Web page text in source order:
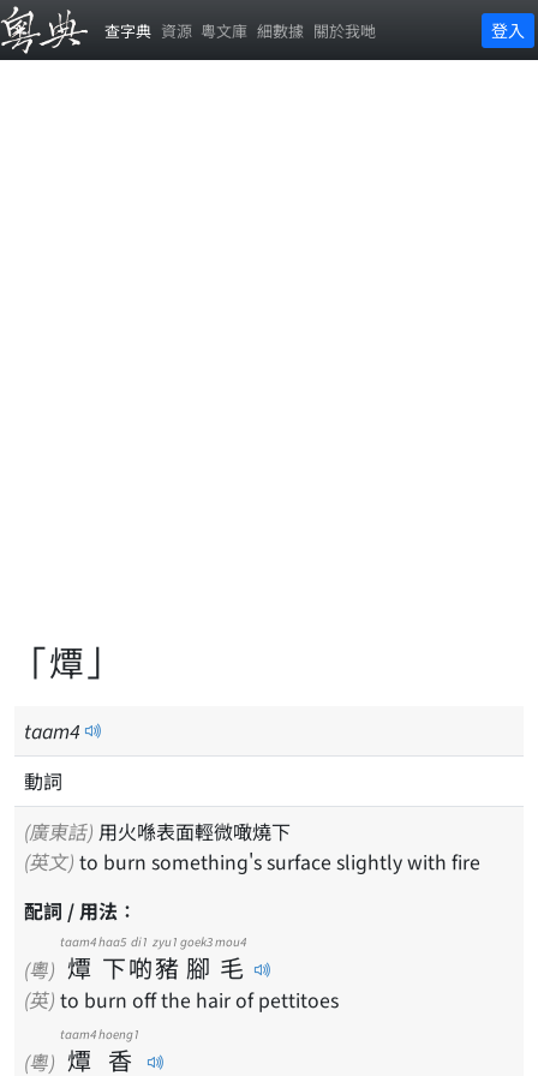
查字典 資源 粵文庫 細數據 關於我哋 登入
「燂」
taam4
動詞
(廣東話) 用火喺表面輕微噉燒下
(英文) to burn something's surface slightly with fire
配詞 / 用法：
(粵) 燂
taam4
下
haa5
啲
di1
豬
zyu1
腳
goek3
毛
mou4
(英) to burn off the hair of pettitoes
(粵) 燂
taam4
香
hoeng1